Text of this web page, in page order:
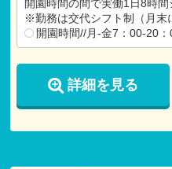
【各種手当】
通勤手当（月額：100,000
役職手当
残業手当
開園時間の間で実働1日8時
※勤務は交代シフト制（月末
開園時間//月-金7：00-20
詳細を見る